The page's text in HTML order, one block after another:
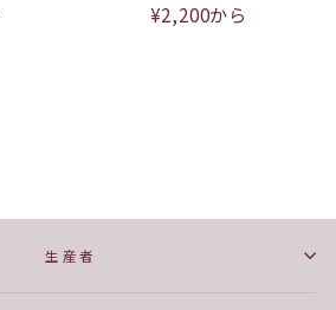
¥2,200から
生産者